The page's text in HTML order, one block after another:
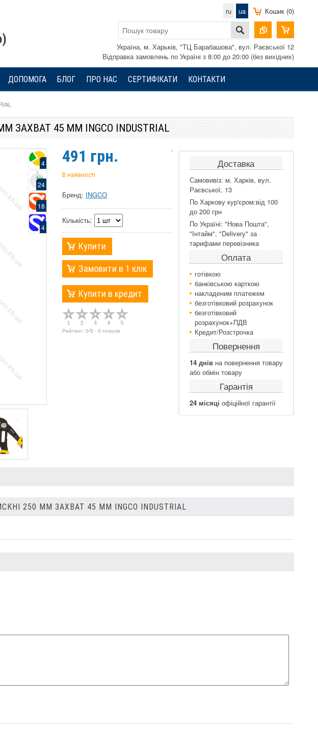
Кошик (0)
ru ua
Україна, м. Харьків, "ТЦ Барабашова", вул. Раєвської 12
Відправка замовлень по Україні з 8:00 до 20:00 (без вихідних)
ДОПОМОГА БЛОГ ПРО НАС СЕРТИФІКАТИ КОНТАКТИ
45 ММ INGCO INDUSTRIAL
4
24
18
4
491 грн.
В наявності
Бренд: INGCO
Кількість:
Купити
Замовити в 1 клік
Купити в кредит
Рейтинг: 0/5 -0 голосів
Доставка
Самовивіз: м. Харків, вул.
Раєвської, 13
По Харкову кур'єром:від 100
до 200 грн
По Україні: "Нова Пошта",
"Інтайм", "Delivery" за
тарифами перевізника
Оплата
готівкою
банківською карткою
накладеним платежем
безготівковий розрахунок
безготівковий
розрахунок+ПДВ
Кредит/Розстрочка
Повернення
14 днівна повернення товару
або обмін товару
Гарантія
24 місяці офіційної гарантії
`
250 ММ ЗАХВАТ 45 ММ INGCO INDUSTRIAL